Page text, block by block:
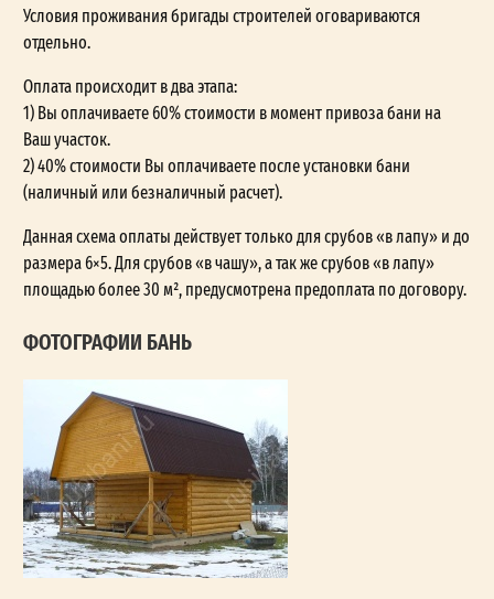
Условия проживания бригады строителей оговариваются
отдельно.
Оплата происходит в два этапа:
1) Вы оплачиваете 60% стоимости в момент привоза бани на
Ваш участок.
2) 40% стоимости Вы оплачиваете после установки бани
(наличный или безналичный расчет).
Данная схема оплаты действует только для срубов «в лапу» и до
размера 6×5. Для срубов «в чашу», а так же срубов «в лапу»
площадью более 30 м², предусмотрена предоплата по договору.
ФОТОГРАФИИ БАНЬ